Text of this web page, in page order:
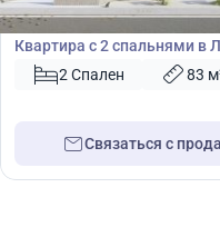
Квартира
Квартира с 2 спальнями в
501642 Спален 83
Связаться с